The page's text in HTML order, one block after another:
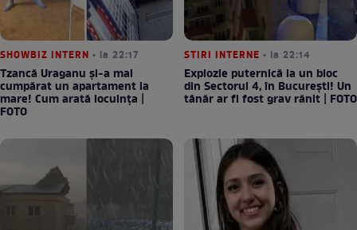
SHOWBIZ INTERN • la 22:17
Tzancă Uraganu și-a mai
cumpărat un apartament la
mare! Cum arată locuința |
FOTO
STIRI INTERNE • la 22:14
Explozie puternică la un bloc
din Sectorul 4, în București! Un
tânăr ar fi fost grav rănit | FOTO